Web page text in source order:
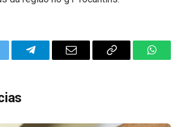
TelegramEmail
Copy